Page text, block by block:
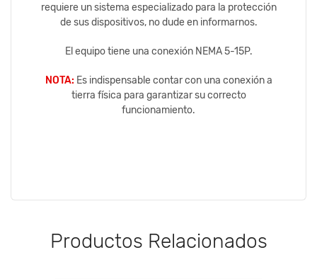
requiere un sistema especializado para la protección
de sus dispositivos, no dude en informarnos.
El equipo tiene una conexión NEMA 5-15P.
NOTA: Es indispensable contar con una conexión a
tierra física para garantizar su correcto
funcionamiento.
Productos Relacionados